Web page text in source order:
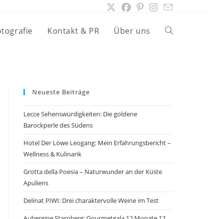
Kontakt & PR Über uns Website-
Neueste Beiträge
Lecce Sehenswürdigkeiten: Die goldene
Barockperle des Südens
Hotel Der Löwe Leogang: Mein Erfahrungsbericht –
Wellness & Kulinarik
Grotta della Poesia – Naturwunder an der Küste
Apuliens
Delinat PIWI: Drei charaktervolle Weine im Test